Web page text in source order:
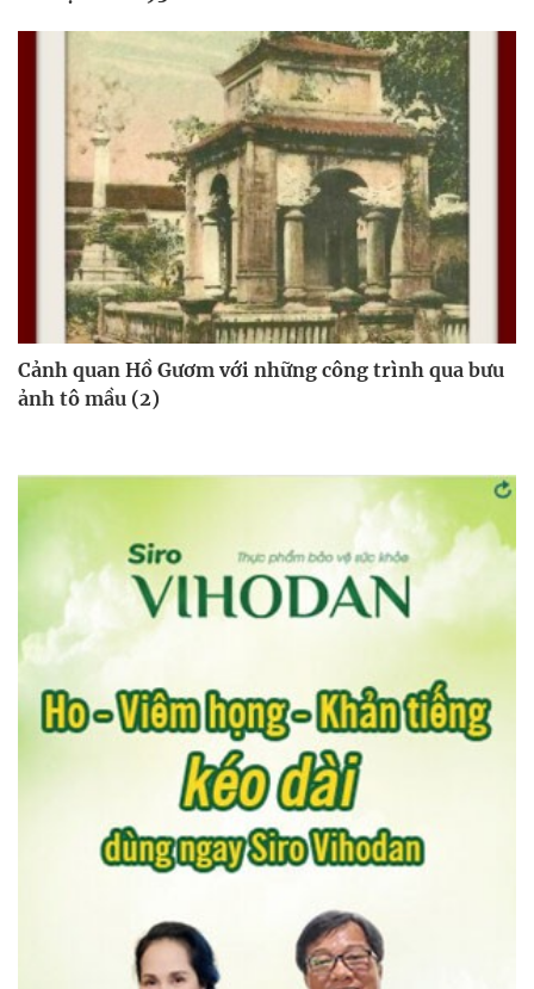
Cảnh quan Hồ Gươm với những công trình qua bưu
ảnh tô mầu (2)